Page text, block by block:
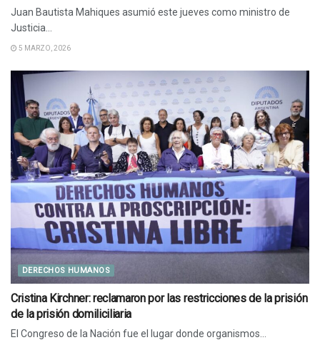
Juan Bautista Mahiques asumió este jueves como ministro de
Justicia...
5 MARZO, 2026
DERECHOS HUMANOS
Cristina Kirchner: reclamaron por las restricciones de la prisión
de la prisión domiliciliaria
El Congreso de la Nación fue el lugar donde organismos...